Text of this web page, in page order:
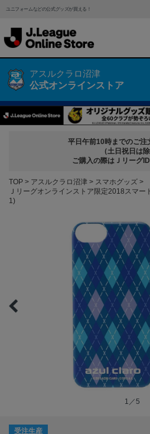
ユニフォームなどの公式グッズが買える！
アスルクラロ沼津
公式オンラインストア
平日午前10時までのご注
（土日祝日は除
ご購入の際はＪリーグID
TOP アスルクラロ沼津
スマホグッズ
Ｊリーグオンラインストア限定2018スマ
1)
1／5
受注生産